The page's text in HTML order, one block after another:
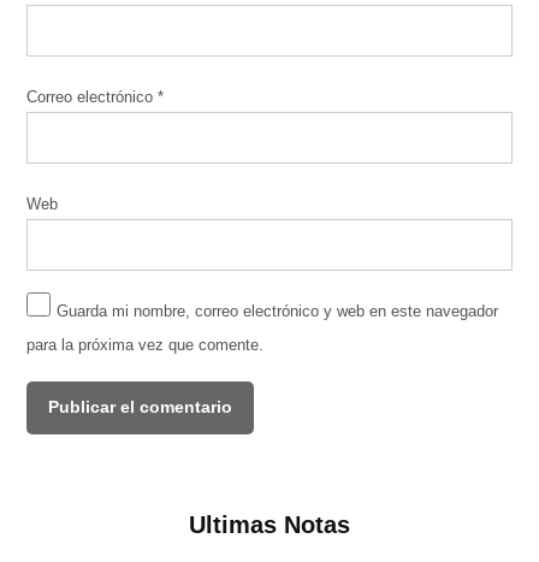
Correo electrónico*
Web
Guarda mi nombre, correo electrónico y web en este navegador
para la próxima vez que comente.
Ultimas Notas